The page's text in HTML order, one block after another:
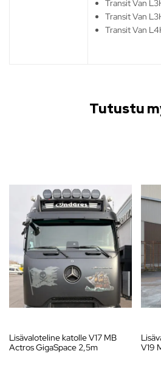
Transit Van
Transit Van
Transit Van
Tutustu
Lisävaloteline katolle V17 MB
Actros GigaSpace 2,5m
V19